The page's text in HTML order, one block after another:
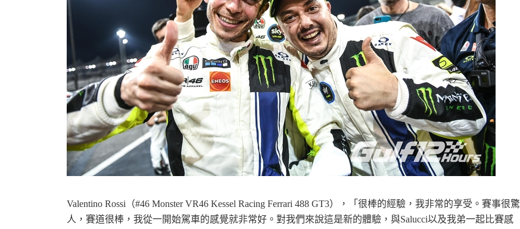
訊
Valentino Rossi（#46 Monster VR46 Kessel Racing Ferrari 488 GT3），「很棒的經驗，我非常的享受。賽事很驚
人，賽道很棒，我從一開始駕車的感覺就非常好。對我們來說這是新的體驗，與Salucci以及我弟一起比賽感